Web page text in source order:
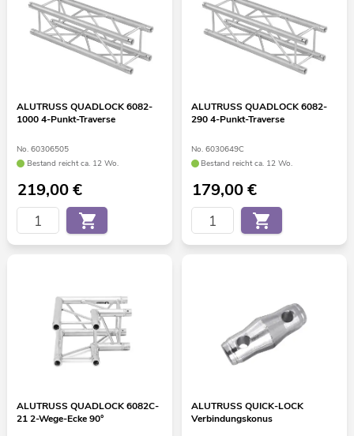
ALUTRUSS QUADLOCK 6082-
1000 4-Punkt-Traverse
No. 60306505
Bestand reicht ca. 12 Wo.
219,00€
ALUTRUSS QUADLOCK 6082-
290 4-Punkt-Traverse
No. 6030649C
Bestand reicht ca. 12 Wo.
179,00€
ALUTRUSS QUADLOCK 6082C-
21 2-Wege-Ecke 90°
ALUTRUSS QUICK-LOCK
Verbindungskonus